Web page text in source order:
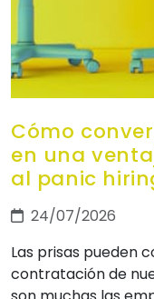
Cómo
en una
al panic
24/07/2026
Las prisas pueden
contratación de